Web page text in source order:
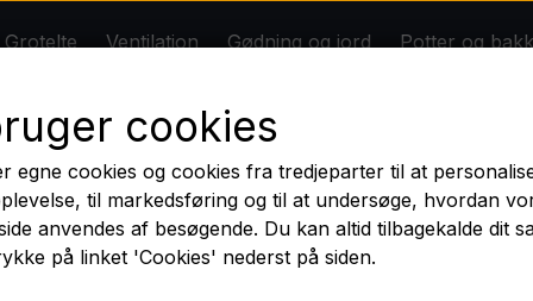
Gødning og jord
BIOBIZZ
Jord
Potter og bakker
Grotelte Ventilation Gødning og jord Potter og
Dansk butik - Dansk lager - Dansk garanti
dig nyhedsbrevet og få 10 % rabat på dit første
cookies
egne cookies og cookies fra tredjeparter til at
til markedsføring og til at undersøge, hvordan
anvendes af besøgende. Du kan altid tilbagekalde dit
på linket 'Cookies' nederst på siden.